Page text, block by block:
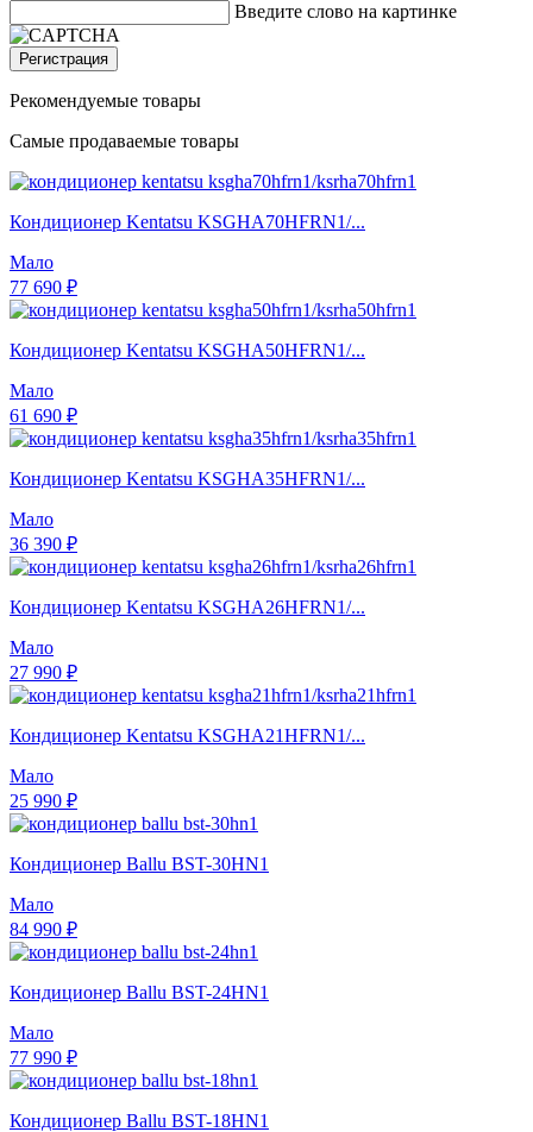
Введите слово на картинке
Регистрация
Рекомендуемые товары
Самые продаваемые товары
Кондиционер Kentatsu KSGHA70HFRN1/...
Мало
77 690 ₽
Кондиционер Kentatsu KSGHA50HFRN1/...
Мало
61 690 ₽
Кондиционер Kentatsu KSGHA35HFRN1/...
Мало
36 390 ₽
Кондиционер Kentatsu KSGHA26HFRN1/...
Мало
27 990 ₽
Кондиционер Kentatsu KSGHA21HFRN1/...
Мало
25 990 ₽
Кондиционер Ballu BST-30HN1
Мало
84 990 ₽
Кондиционер Ballu BST-24HN1
Мало
77 990 ₽
Кондиционер Ballu BST-18HN1